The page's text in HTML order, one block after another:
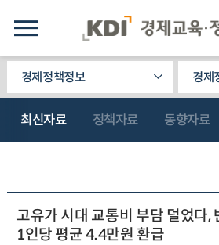
경제정책정보 경제
최신자료 정책자료 동향자료
고유가 시대 교통비 부담 덜었다,
1인당 평균 4.4만원 환급